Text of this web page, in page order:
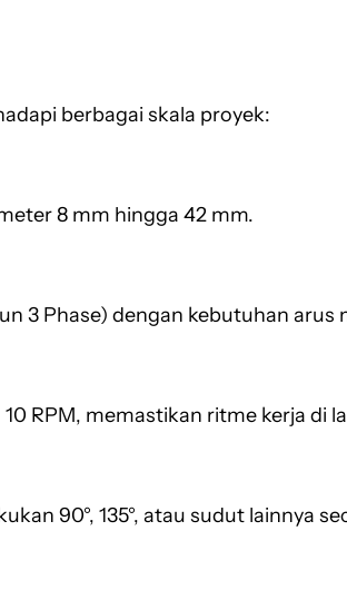
berbagai skala proyek:
8 mm hingga 42 mm.
3 Phase) dengan kebutuhan arus
RPM, memastikan ritme kerja di
90°, 135°, atau sudut lainnya